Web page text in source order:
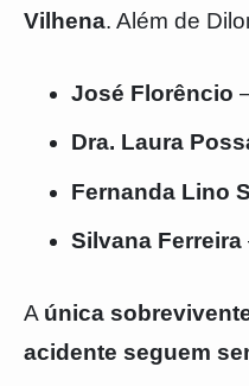
Vilhena. Além de
José Florêncio
Dra. Laura
Fernanda Lino
Silvana Ferreira
A única
acidente seguem